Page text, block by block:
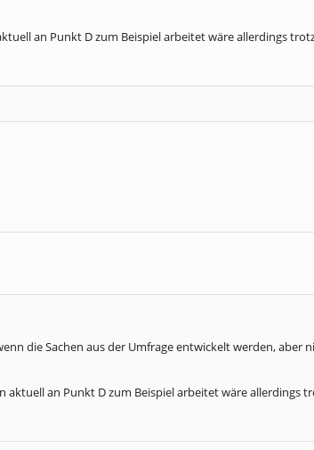
an Punkt D zum Beispiel arbeitet wäre allerdings
die Sachen aus der Umfrage entwickelt werden,
aktuell an Punkt D zum Beispiel arbeitet wäre allerdings